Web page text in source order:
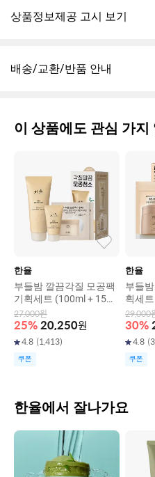
상품정보제공 고시 보기
배송/교환/반품 안내
이 상품에도 관심 가지
한율
부들밤 깔끔각질 모공팩
기획세트 (100ml + 15ml
+ 모공패드 2매입 (2EA))
27,000원
25% 20,250원
4.8 (1,413)
쿠폰
한율
부들
획세
29,000
30%
4.8 (
쿠폰
한율에서 잘나가요